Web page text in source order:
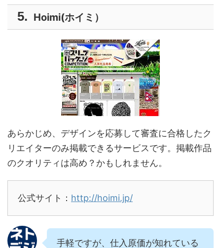
Hoimi(ホイミ）
あらかじめ、デザインを応募して審査に合格したク
リエイターのみ掲載できるサービスです。掲載作品
のクオリティは高め？かもしれません。
公式サイト： http://hoimi.jp/
手軽ですが、仕入原価が知れている